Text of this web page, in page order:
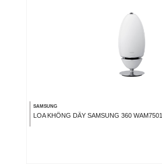
SAMSUNG
LOA KHÔNG DÂY SAMSUNG 360 WAM7501